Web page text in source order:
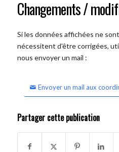
Changements /
Si les données affichées ne
nécessitent d'être corrigées,
nous envoyer un mail :
Envoyer un mail aux
Partager cette publication